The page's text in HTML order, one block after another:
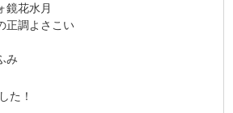
鏡花水月
正調よさこい
み
た！